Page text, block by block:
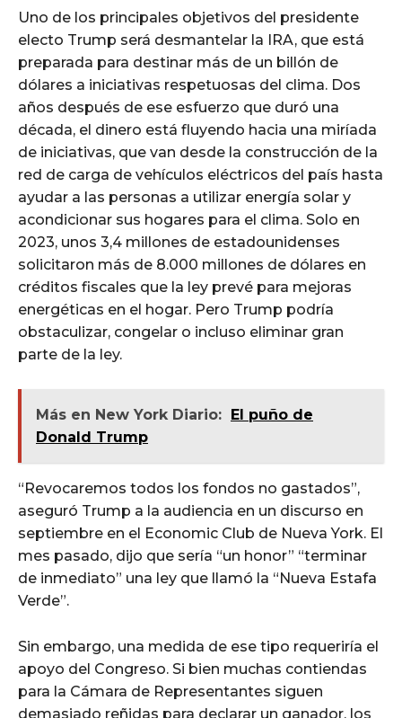
Uno de los principales objetivos del presidente
electo Trump será desmantelar la IRA, que está
preparada para destinar más de un billón de
dólares a iniciativas respetuosas del clima. Dos
años después de ese esfuerzo que duró una
década, el dinero está fluyendo hacia una miríada
de iniciativas, que van desde la construcción de la
red de carga de vehículos eléctricos del país hasta
ayudar a las personas a utilizar energía solar y
acondicionar sus hogares para el clima. Solo en
2023, unos 3,4 millones de estadounidenses
solicitaron más de 8.000 millones de dólares en
créditos fiscales que la ley prevé para mejoras
energéticas en el hogar. Pero Trump podría
obstaculizar, congelar o incluso eliminar gran
parte de la ley.
Más en New York Diario: El puño de
Donald Trump
“Revocaremos todos los fondos no gastados”,
aseguró Trump a la audiencia en un discurso en
septiembre en el Economic Club de Nueva York. El
mes pasado, dijo que sería “un honor” “terminar
de inmediato” una ley que llamó la “Nueva Estafa
Verde”.
Sin embargo, una medida de ese tipo requeriría el
apoyo del Congreso. Si bien muchas contiendas
para la Cámara de Representantes siguen
demasiado reñidas para declarar un ganador, los